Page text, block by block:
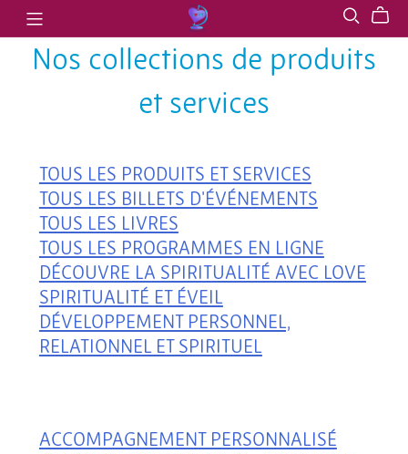
Nos collections de produits
et services
TOUS LES PRODUITS ET SERVICES
TOUS LES BILLETS D'ÉVÉNEMENTS
TOUS LES LIVRES
TOUS LES PROGRAMMES EN LIGNE
DÉCOUVRE LA SPIRITUALITÉ AVEC LOVE
SPIRITUALITÉ ET ÉVEIL
DÉVELOPPEMENT PERSONNEL,
RELATIONNEL ET SPIRITUEL
ACCOMPAGNEMENT PERSONNALISÉ